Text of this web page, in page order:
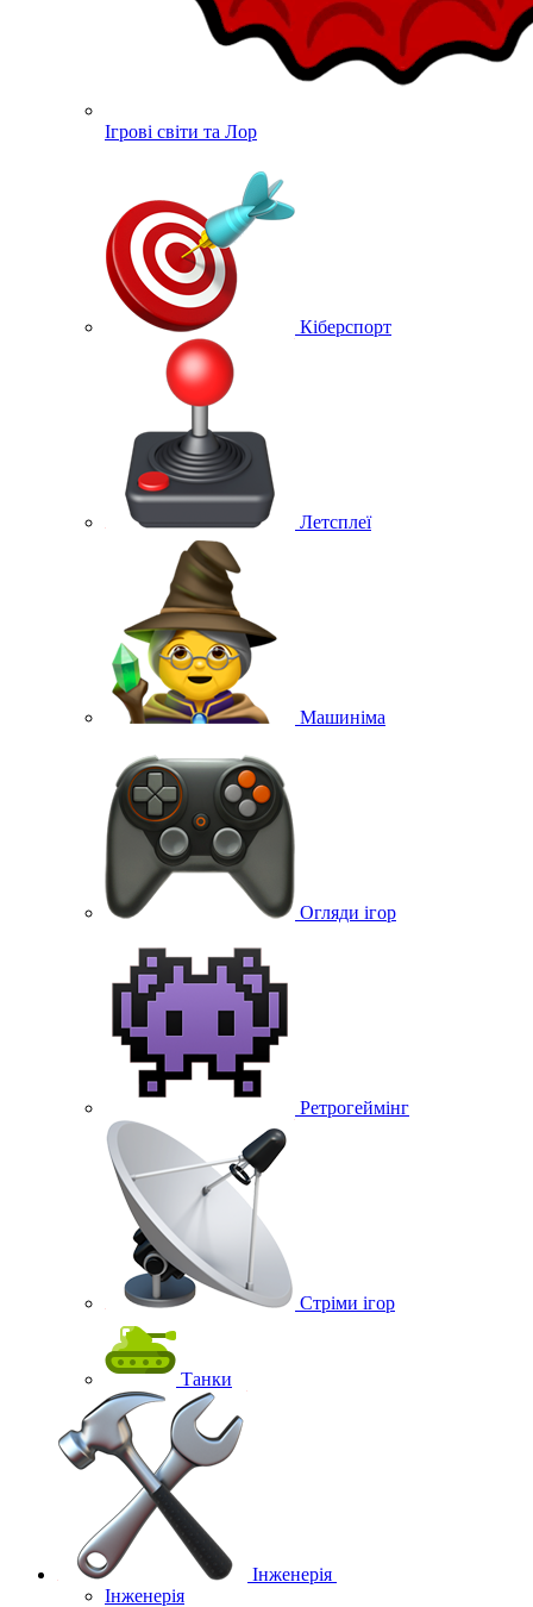
Ігрові світи та Лор
Кіберспорт
Летсплеї
Машиніма
Огляди ігор
Ретрогеймінг
Стріми ігор
Танки
Інженерія
Інженерія